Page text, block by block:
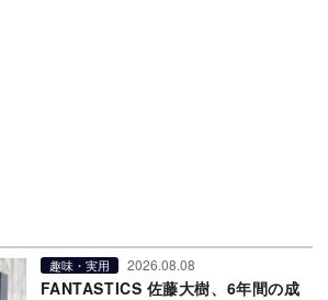
趣味・実用 2026.08.08
FANTASTICS 佐藤大樹、6年間の成